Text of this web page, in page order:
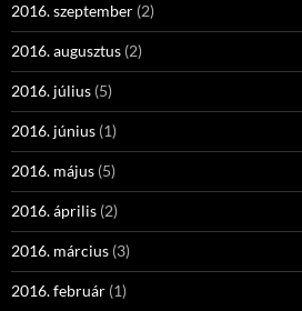
2016. szeptember (2)
2016. augusztus (2)
2016. július (5)
2016. június (1)
2016. május (5)
2016. április (2)
2016. március (3)
2016. február (1)